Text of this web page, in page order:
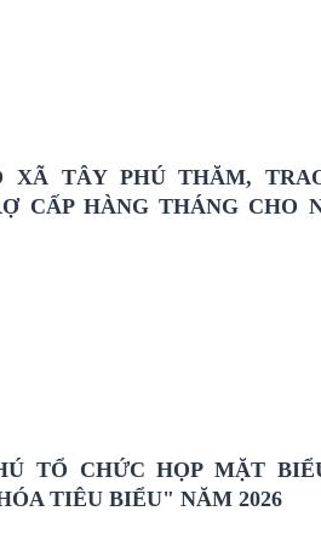
XÃ TÂY PHÚ THĂM,
CẤP HÀNG THÁNG CHO
TỔ CHỨC HỌP MẶT
TIÊU BIỂU" NĂM 2026